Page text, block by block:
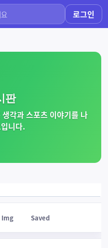
로그인
판
각과 스포츠 이야기를 나
니다.
Img Saved